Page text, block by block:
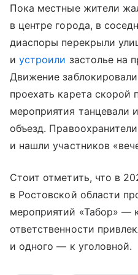
Пока местные жители
в центре города, в
диаспоры перекрыли
иустроили застолье на
Движение
проехать карета скорой
мероприятия танцевали
объезд.
и нашли участников
Стоит отметить, что в
в Ростовской области
мероприятий «Табор» —
ответственности
и одного — к уголовной.